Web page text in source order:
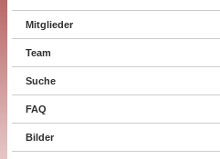
Mitglieder
Team
Suche
FAQ
Bilder